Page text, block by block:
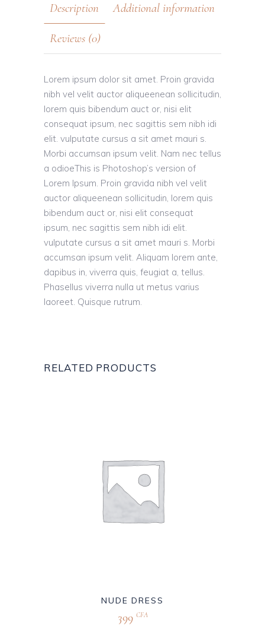
Description Additional information
Reviews (0)
Lorem ipsum dolor sit amet. Proin gravida
nibh vel velit auctor aliqueenean sollicitudin,
lorem quis bibendum auct or, nisi elit
consequat ipsum, nec sagittis sem nibh idi
elit. vulputate cursus a sit amet mauri s.
Morbi accumsan ipsum velit. Nam nec tellus
a odioeThis is Photoshop’s version of
Lorem Ipsum. Proin gravida nibh vel velit
auctor aliqueenean sollicitudin, lorem quis
bibendum auct or, nisi elit consequat
ipsum, nec sagittis sem nibh idi elit.
vulputate cursus a sit amet mauri s. Morbi
accumsan ipsum velit. Aliquam lorem ante,
dapibus in, viverra quis, feugiat a, tellus.
Phasellus viverra nulla ut metus varius
laoreet. Quisque rutrum.
RELATED PRODUCTS
NUDE DRESS
399 CFA